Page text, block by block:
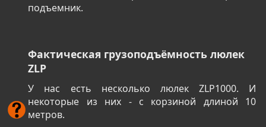
подъемник.
Фактическая грузоподъёмность люлек
ZLP
У нас есть несколько люлек ZLP1000. И
некоторые из них - с корзиной длиной 10
метров.